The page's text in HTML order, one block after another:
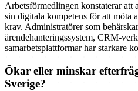
Arbetsförmedlingen konstaterar att
sin digitala kompetens för att möta
krav. Administratörer som
ärendehanteringssystem, CRM-
samarbetsplattformar har starkare
Ökar eller minskar
Sverige?